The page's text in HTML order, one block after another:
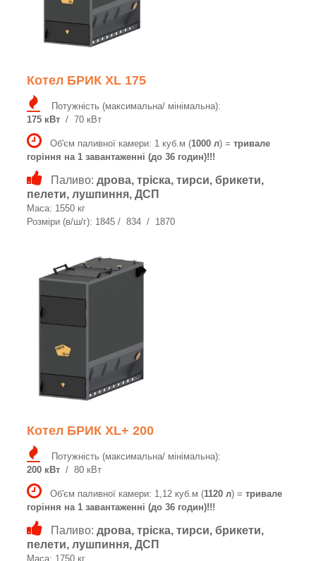
Котел БРИК XL 175
Потужність (максимальна/ мінімальна):
175 кВт / 70 кВт
Об'єм паливної камери: 1 куб.м (1000 л) = тривале
горіння на 1 завантаженні (до 36 годин)!!!
Паливо: дрова, тріска, тирси, брикети,
пелети, лушпиння, ДСП
Маса: 1550 кг
Розміри (в/ш/г): 1845 / 834 / 1870
Котел БРИК XL+ 200
Потужність (максимальна/ мінімальна):
200 кВт / 80 кВт
Об'єм паливної камери: 1,12 куб.м (1120 л) = тривале
горіння на 1 завантаженні (до 36 годин)!!!
Паливо: дрова, тріска, тирси, брикети,
пелети, лушпиння, ДСП
Маса: 1750 кг